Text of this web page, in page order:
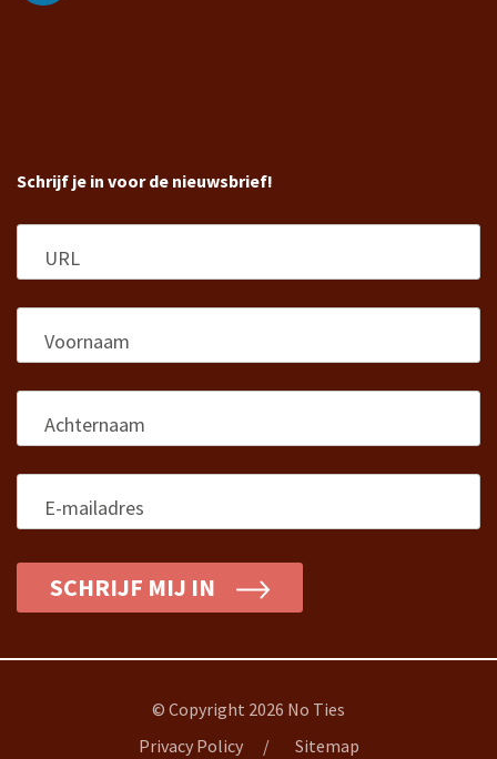
Schrijf je in voor de nieuwsbrief!
URL
Voornaam
Achternaam
E-mailadres
SCHRIJF MIJ IN
© Copyright 2026 No Ties
Privacy Policy
Sitemap